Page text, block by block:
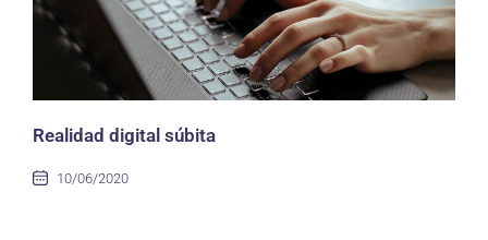
Realidad digital súbita
10/06/2020